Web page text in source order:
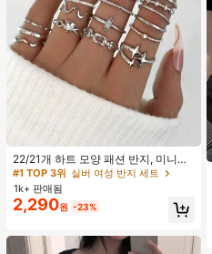
22/21개 하트 모양 패션 반지, 미니멀
리스트 크리스탈 임베디드 보헤미안
기하학 반지 세트, 발렌타인데이, 어머
니날 선물
#1 TOP 3위
실버 여성 반지 세트
거의 매진!
#1 TOP 3위 실버 여성 반지 세트
거의 매진!
#1 TOP 3위 실버 여성 반지 세트
거의 매진!
#1 TOP 3위 실버 여성 반지 세트
1k+ 판매됨
2,290원 -23%